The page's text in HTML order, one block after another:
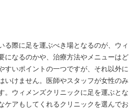
際に足を運ぶべき場となるのが、ウィ
になるのかや、治療方法やメニューはど
すいポイントの一つですが、それ以外に
いけません。医師やスタッフが女性のみ
。ウィメンズクリニックに足を運ぶとな
ケアもしてくれるクリニックを選んでお